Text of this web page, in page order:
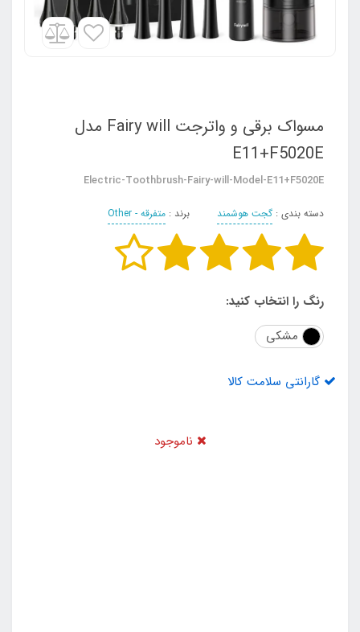
مسواک برقی و واترجت Fairy will مدل
E11+F5020E
Electric-Toothbrush-Fairy-will-Model-E11+F5020E
دسته بندی : گجت هوشمند برند : متفرقه - Other
رنگ را انتخاب کنید:
مشکی
گارانتی سلامت کالا
ناموجود